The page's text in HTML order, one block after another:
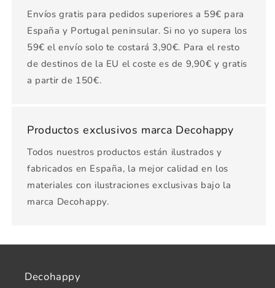
Envíos gratis para pedidos superiores a 59€ para
España y Portugal peninsular. Si no yo supera los
59€ el envío solo te costará 3,90€. Para el resto
de destinos de la EU el coste es de 9,90€ y gratis
a partir de 150€.
Productos exclusivos marca Decohappy
Todos nuestros productos están ilustrados y
fabricados en España, la mejor calidad en los
materiales con ilustraciones exclusivas bajo la
marca Decohappy.
Decohappy